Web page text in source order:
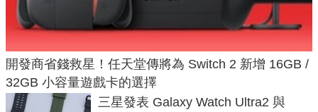
開發商省錢救星！任天堂傳將為 Switch 2 新增 16GB /
32GB 小容量遊戲卡的選擇
三星發表 Galaxy Watch Ultra2 與